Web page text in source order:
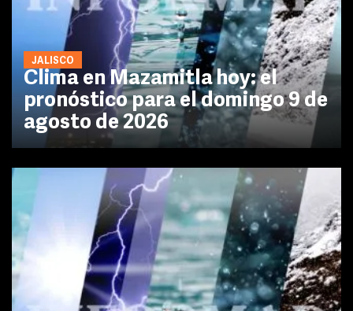
JALISCO
Clima en Mazamitla hoy: el
pronóstico para el domingo 9 de
agosto de 2026